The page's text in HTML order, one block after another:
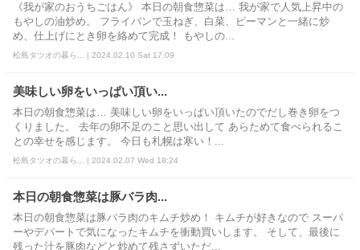
《我が家のおうちごはん》 本日の朝食惣菜は… 我が家で人気上昇中の
もやしの油炒め。 フライパンで玉ねぎ、白菜、ピーマンと一緒に炒
め、仕上げにとき卵を絡めて完成！ もやしの...
松島タツオの暮ら... | 2024.02.10 Sat 17:09
美味しい卵をいっぱい頂い...
本日の朝食惣菜は… 美味しい卵をいっぱい頂いたのでだし巻き卵をつ
くりました。 去年の卵不足のこと思い出して あらためて食べられるこ
との幸せを感じます。 今日も札幌は寒い！...
松島タツオの暮ら... | 2024.02.07 Wed 18:24
本日の朝食惣菜は豚バラ肉...
本日の朝食惣菜は豚バラ肉のキムチ炒め！ キムチが好きなので スーパ
ーやデパートで気になったキムチを衝動買いします。 そして、最後に
残った汁を豚肉などと炒めて残さずいただ...